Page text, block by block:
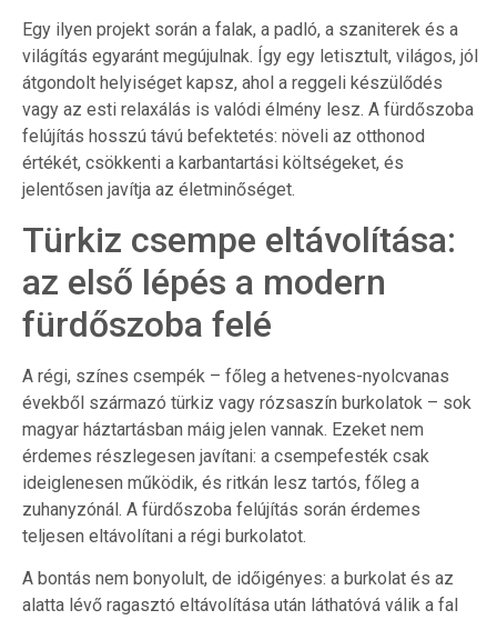
Egy ilyen projekt során a falak, a padló, a szaniterek és a
világítás egyaránt megújulnak. Így egy letisztult, világos, jól
átgondolt helyiséget kapsz, ahol a reggeli készülődés
vagy az esti relaxálás is valódi élmény lesz. A fürdőszoba
felújítás hosszú távú befektetés: növeli az otthonod
értékét, csökkenti a karbantartási költségeket, és
jelentősen javítja az életminőséget.
Türkiz csempe eltávolítása:
az első lépés a modern
fürdőszoba felé
A régi, színes csempék – főleg a hetvenes-nyolcvanas
évekből származó türkiz vagy rózsaszín burkolatok – sok
magyar háztartásban máig jelen vannak. Ezeket nem
érdemes részlegesen javítani: a csempefesték csak
ideiglenesen működik, és ritkán lesz tartós, főleg a
zuhanyzónál. A fürdőszoba felújítás során érdemes
teljesen eltávolítani a régi burkolatot.
A bontás nem bonyolult, de időigényes: a burkolat és az
alatta lévő ragasztó eltávolítása után láthatóvá válik a fal